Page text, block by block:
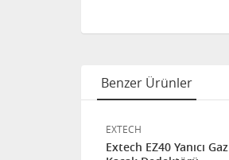
Benzer Ürünler
EXTECH
Extech EZ40 Yanıcı Gaz